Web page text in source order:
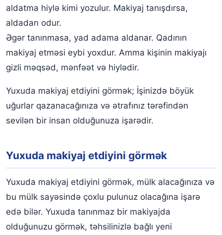
aldatma hiylə kimi yozulur. Makiyaj tanışdırsa,
aldadan odur.
Əgər tanınmasa, yad adama aldanar. Qadının
makiyaj etməsi eybi yoxdur. Amma kişinin makiyajı
gizli məqsəd, mənfəət və hiylədir.
Yuxuda makiyaj etdiyini görmək; İşinizdə böyük
uğurlar qazanacağınıza və ətrafınız tərəfindən
sevilən bir insan olduğunuza işarədir.
Yuxuda makiyaj etdiyini görmək
Yuxuda makiyaj etdiyini görmək, mülk alacağınıza və
bu mülk sayəsində çoxlu pulunuz olacağına işarə
edə bilər. Yuxuda tanınmaz bir makiyajda
olduğunuzu görmək, təhsilinizlə bağlı yeni